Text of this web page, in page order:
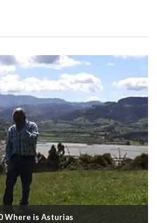
Where is Asturias